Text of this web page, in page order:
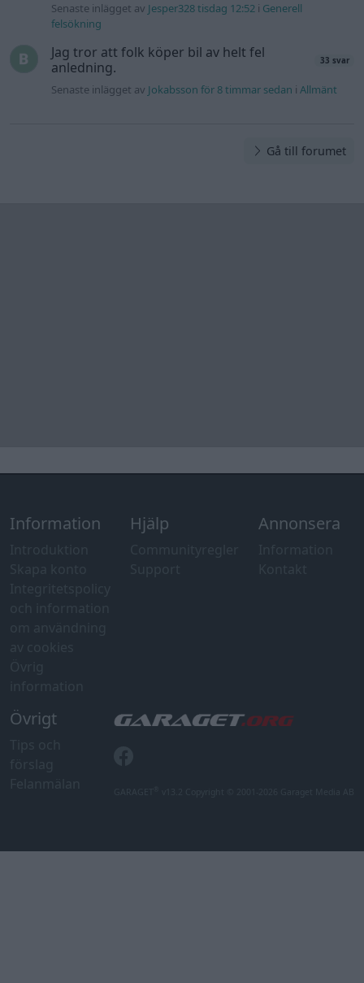
Senaste inlägget av Jesper328 tisdag 12:52 i Generell
felsökning
Jag tror att folk köper bil av helt fel
anledning.
33 svar
Senaste inlägget av Jokabsson för 8 timmar sedan iAllmänt
Gå till forumet
Tips och